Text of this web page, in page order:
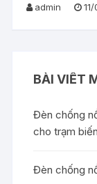
admin
BÀI VIẾT
Đèn chống
cho trạm
Đèn chống